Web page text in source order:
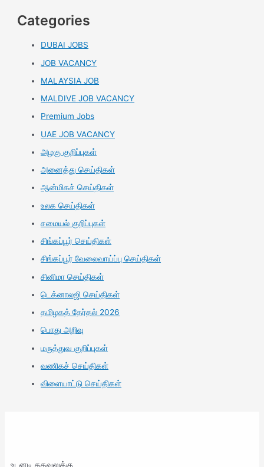
Categories
DUBAI JOBS
JOB VACANCY
MALAYSIA JOB
MALDIVE JOB VACANCY
Premium Jobs
UAE JOB VACANCY
அழகு குறிப்புகள்
அனைத்து செய்திகள்
ஆன்மிகச் செய்திகள்
உலக செய்திகள்
சமையல் குறிப்புகள்
சிங்கப்பூர் செய்திகள்
சிங்கப்பூர் வேலைவாய்ப்பு செய்திகள்
சினிமா செய்திகள்
டெக்னாலஜி செய்திகள்
தமிழகத் தேர்தல் 2026
பொது அறிவு
மருத்துவ குறிப்புகள்
வணிகச் செய்திகள்
விளையாட்டு செய்திகள்
உடனடி தகவலுக்கு